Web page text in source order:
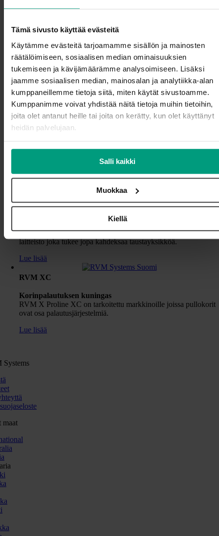
Tämä sivusto käyttää evästeitä
Käytämme evästeitä tarjoamamme sisällön ja mainosten
räätälöimiseen, sosiaalisen median ominaisuuksien
tukemiseen ja kävijämäärämme analysoimiseen. Lisäksi
jaamme sosiaalisen median, mainosalan ja analytiikka-alan
kumppaneillemme tietoja siitä, miten käytät sivustoamme.
Kumppanimme voivat yhdistää näitä tietoja muihin tietoihin,
joita olet antanut heille tai joita on kerätty, kun olet käyttänyt
heidän palvelujaan.
Salli kaikki
Muokkaa
Kiellä
RVM X PROLINE on modulaarinen järjestelmä joka
suunnitellaan projektikohtaisesti ja sopii jokaiseen super- ja
hypermarket-myymälään. Laitteistoa voi laajentaa jopa
kahdeksalla lisäyksiköllä ja toisella automaattilinjalla.
RVM X ProLine Slim
Täydellinen yhdistelmä kapasiteettia ja tehokasta
RVM X Proline Slim on keskisuurten ja suurten kauppojen
kapeaan pullohuoneseen. Tunnistus- ja käsittelynopeus jopa 60
RVM X ProLine Duo
Suurten palautuspisteiden suosikki
RVM X Proline Duo on kahden automaatin erittäin tehokas
laitteisto joka tukee jopa kahdeksaa taustayksikköä.
Lue lisää
RVM XC
Korinpalautuksen kuningas
RVM X Proline XC on tarkoitettu markkinoille joissa pullokorit
ovat osa palautusjärjestelmiä.
Lue lisää
Systems
maat